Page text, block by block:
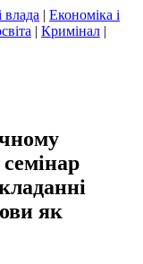
влада | Економіка і
| Кримінал |
як